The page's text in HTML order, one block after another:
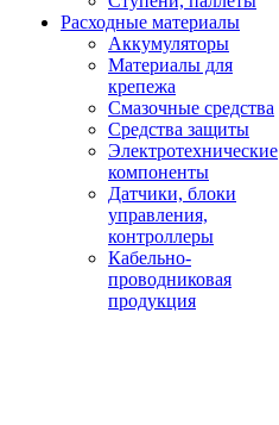
Расходные материалы
Аккумуляторы
Материалы для
крепежа
Смазочные средства
Средства защиты
Электротехнические
компоненты
Датчики, блоки
управления,
контроллеры
Кабельно-
проводниковая
продукция